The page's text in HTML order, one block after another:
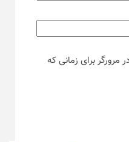
مرورگر برای زمانی که